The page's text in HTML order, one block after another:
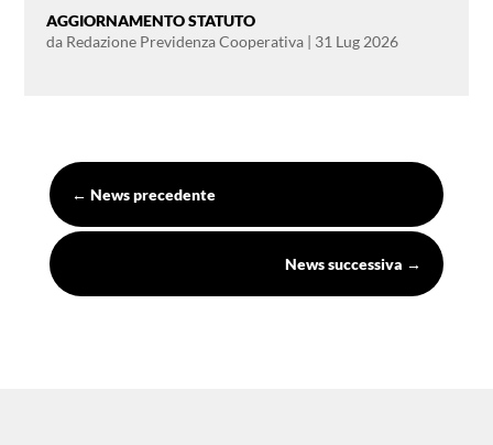
AGGIORNAMENTO STATUTO
da Redazione Previdenza Cooperativa | 31 Lug 2026
← News precedente
News successiva →